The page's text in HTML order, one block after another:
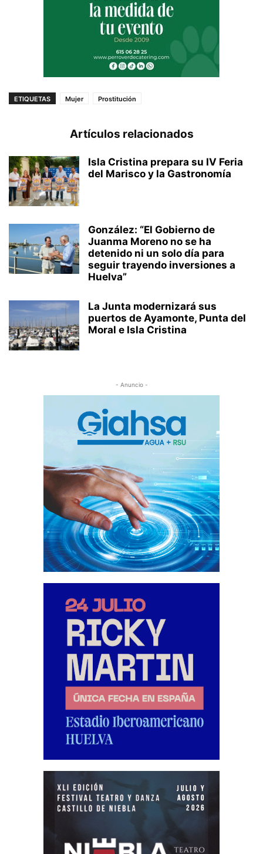
ETIQUETAS Mujer Prostitución
Artículos relacionados
Isla Cristina prepara su IV Feria
del Marisco y la Gastronomía
González: “El Gobierno de
Juanma Moreno no se ha
detenido ni un solo día para
seguir trayendo inversiones a
Huelva”
La Junta modernizará sus
puertos de Ayamonte, Punta del
Moral e Isla Cristina
- Anuncio -